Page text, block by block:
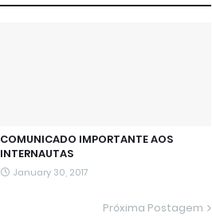
COMUNICADO IMPORTANTE AOS
INTERNAUTAS
January 30, 2017
Próxima Postagem